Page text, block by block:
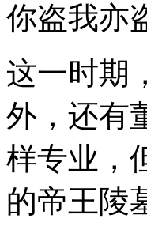
你盗我亦
这一时期
外，还有
样专业，
的帝王陵